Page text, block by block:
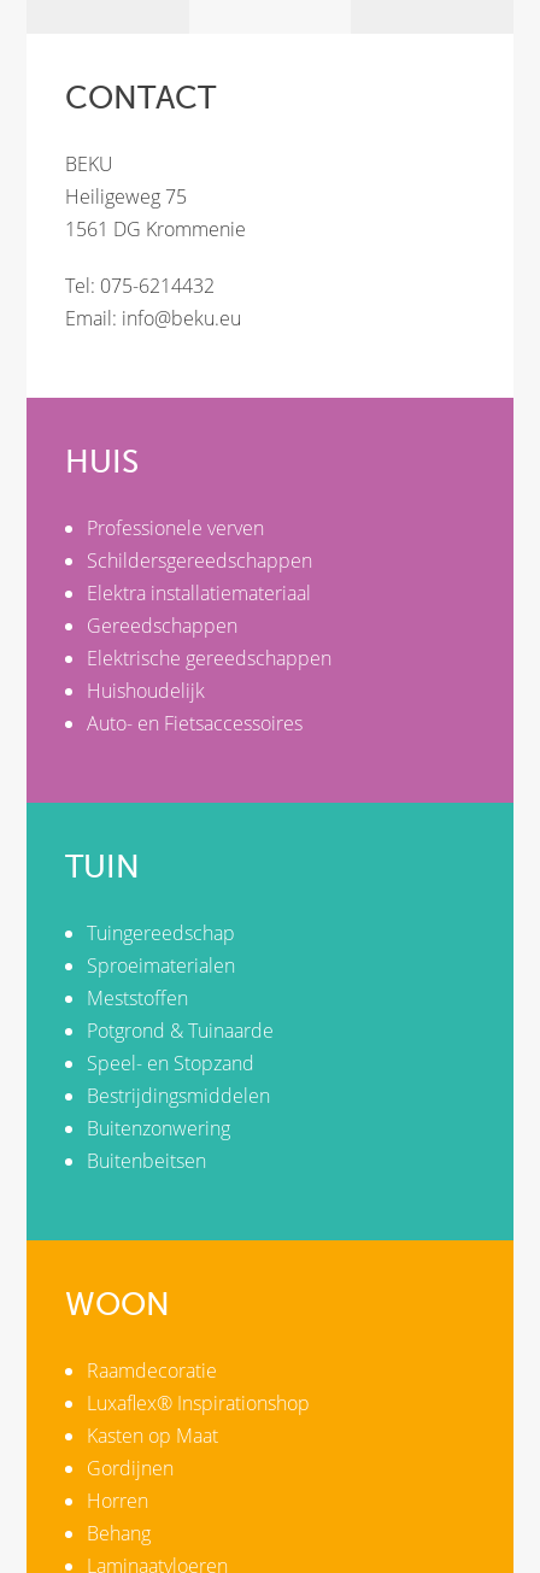
CONTACT
BEKU
Heiligeweg 75
1561 DG Krommenie
Tel: 075-6214432
Email: info@beku.eu
HUIS
Professionele verven
Schildersgereedschappen
Elektra installatiemateriaal
Gereedschappen
Elektrische gereedschappen
Huishoudelijk
Auto- en Fietsaccessoires
TUIN
Tuingereedschap
Sproeimaterialen
Meststoffen
Potgrond & Tuinaarde
Speel- en Stopzand
Bestrijdingsmiddelen
Buitenzonwering
Buitenbeitsen
WOON
Raamdecoratie
Luxaflex® Inspirationshop
Kasten op Maat
Gordijnen
Horren
Behang
Laminaatvloeren